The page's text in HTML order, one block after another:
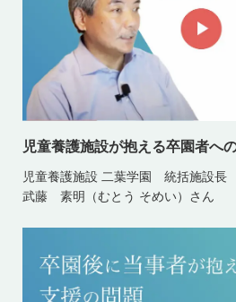
児童養護施設が抱える卒園者へ
児童養護施設 二葉学園 統括施設長
武藤 素明（むとう そめい）さん